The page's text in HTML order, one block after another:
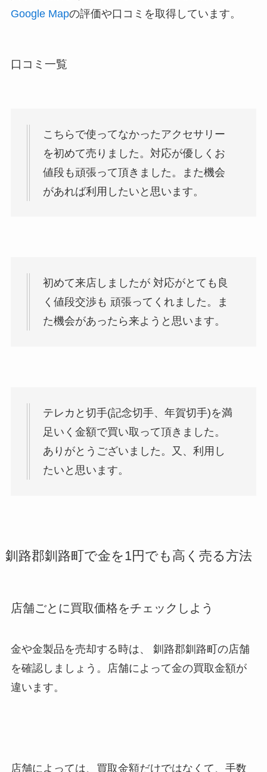
Google Mapの評価や口コミを取得しています。
口コミ一覧
こちらで使ってなかったアクセサリー
を初めて売りました。対応が優しくお
値段も頑張って頂きました。また機会
があれば利用したいと思います。
初めて来店しましたが 対応がとても良
く値段交渉も 頑張ってくれました。ま
た機会があったら来ようと思います。
テレカと切手(記念切手、年賀切手)を満
足いく金額で買い取って頂きました。
ありがとうございました。又、利用し
たいと思います。
釧路郡釧路町で金を1円でも高く売る方法
店舗ごとに買取価格をチェックしよう
金や金製品を売却する時は、 釧路郡釧路町 の店舗
を確認しましょう。店舗によって金の買取金額が
違います。
店舗によっては、買取金額だけではなくて、手数